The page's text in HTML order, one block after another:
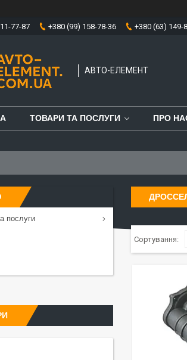
77-87 +380 (99) 158-78-36 +380 (63) 149-
АВТО-ЕЛЕМЕНТ
ТОВАРИ ТА ПОСЛУГИ ПРО
послуги